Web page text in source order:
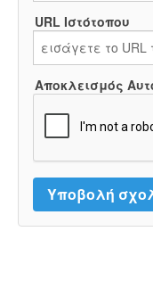
URL Ιστότοπου
Αποκλεισμός